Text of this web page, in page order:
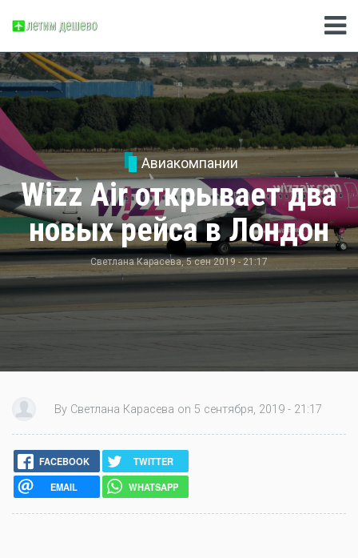
Авиакомпании
Wizz Air открывает два
новых рейса в Лондон
Светлана Карасева, 5 сен 2019 - 21:17
By Светлана Карасева on 5 сентября, 2019 - 21:17
FACEBOOK
TWITTER
EMAIL
WHATSAPP